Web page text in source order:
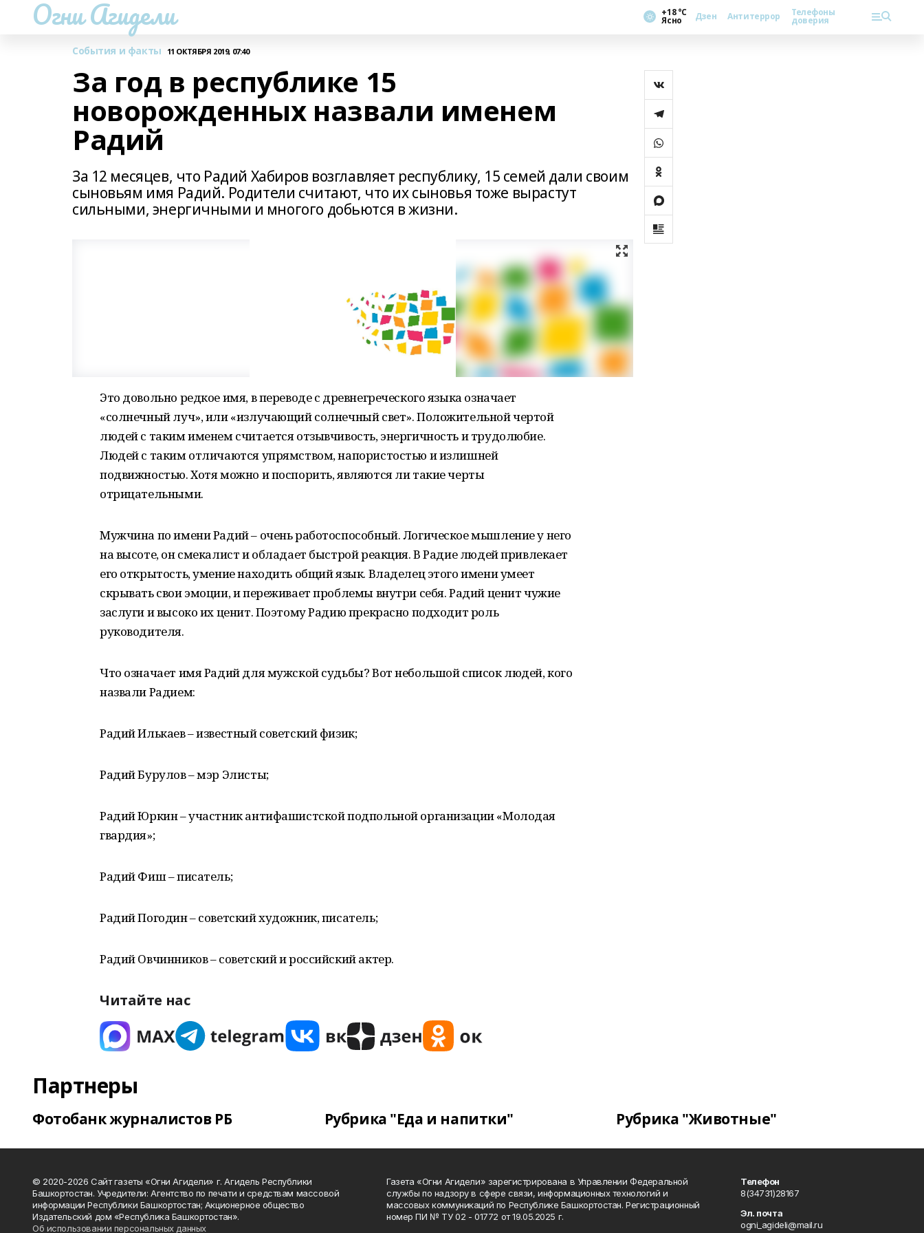
Огни Агидели +18 °С
Ясно Дзен Антитеррор Телефоны
доверия
События и факты 11 ОКТЯБРЯ 2019, 07:40
За год в республике 15
новорожденных назвали именем
Радий
За 12 месяцев, что Радий Хабиров возглавляет республику, 15 семей дали своим
сыновьям имя Радий. Родители считают, что их сыновья тоже вырастут
сильными, энергичными и многого добьются в жизни.
Это довольно редкое имя, в переводе с древнегреческого языка означает
«солнечный луч», или «излучающий солнечный свет». Положительной чертой
людей с таким именем считается отзывчивость, энергичность и трудолюбие.
Людей с таким отличаются упрямством, напористостью и излишней
подвижностью. Хотя можно и поспорить, являются ли такие черты
отрицательными.
Мужчина по имени Радий – очень работоспособный. Логическое мышление у него
на высоте, он смекалист и обладает быстрой реакция. В Радие людей привлекает
его открытость, умение находить общий язык. Владелец этого имени умеет
скрывать свои эмоции, и переживает проблемы внутри себя. Радий ценит чужие
заслуги и высоко их ценит. Поэтому Радию прекрасно подходит роль
руководителя.
Что означает имя Радий для мужской судьбы? Вот небольшой список людей, кого
назвали Радием:
Радий Илькаев – известный советский физик;
Радий Бурулов – мэр Элисты;
Радий Юркин – участник антифашистской подпольной организации «Молодая
гвардия»;
Радий Фиш – писатель;
Радий Погодин – советский художник, писатель;
Радий Овчинников – советский и российский актер.
Читайте нас
Партнеры
Фотобанк журналистов РБ Рубрика "Еда и напитки" Рубрика "Животные"
© 2020-2026 Сайт газеты «Огни Агидели» г. Агидель Республики
Башкортостан. Учредители: Агентство по печати и средствам массовой
информации Республики Башкортостан; Акционерное общество
Издательский дом «Республика Башкортостан».
Об использовании персональных данных
Газета «Огни Агидели» зарегистрирована в Управлении Федеральной
службы по надзору в сфере связи, информационных технологий и
массовых коммуникаций по Республике Башкортостан. Регистрационный
номер ПИ № ТУ 02 - 01772 от 19.05.2025 г.
Телефон
8(34731)28167
Эл. почта
ogni_agideli@mail.ru